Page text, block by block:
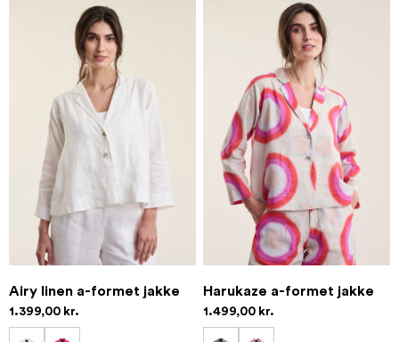
Airy linen a-formet jakke
1.399,00 kr.
Harukaze a-formet jakke
1.499,00 kr.